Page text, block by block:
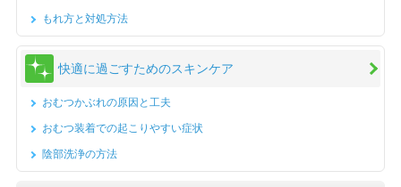
もれ方と対処方法
快適に過ごすためのスキンケア
おむつかぶれの原因と工夫
おむつ装着での起こりやすい症状
陰部洗浄の方法